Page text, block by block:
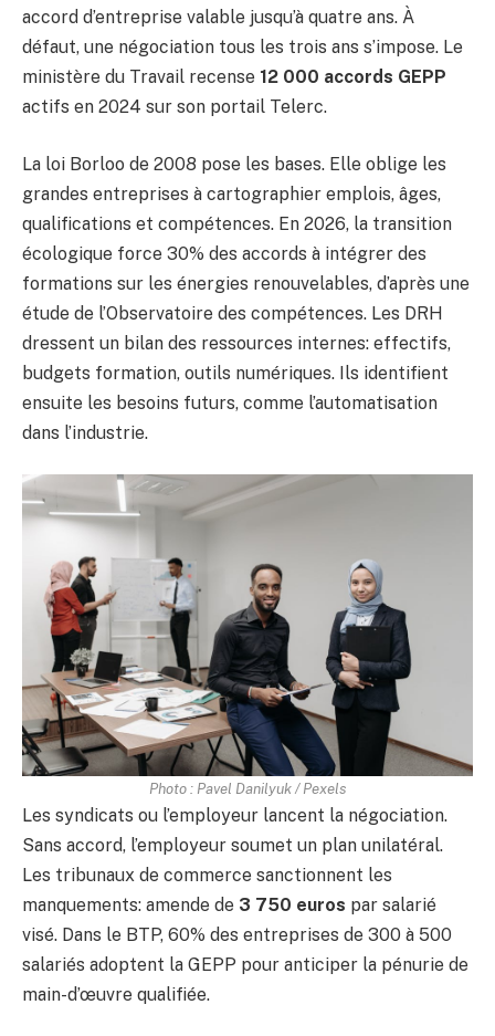
accord d’entreprise valable jusqu’à quatre ans. À
défaut, une négociation tous les trois ans s’impose. Le
ministère du Travail recense 12 000 accords GEPP
actifs en 2024 sur son portail Telerc.
La loi Borloo de 2008 pose les bases. Elle oblige les
grandes entreprises à cartographier emplois, âges,
qualifications et compétences. En 2026, la transition
écologique force 30% des accords à intégrer des
formations sur les énergies renouvelables, d’après une
étude de l’Observatoire des compétences. Les DRH
dressent un bilan des ressources internes: effectifs,
budgets formation, outils numériques. Ils identifient
ensuite les besoins futurs, comme l’automatisation
dans l’industrie.
Photo : Pavel Danilyuk / Pexels
Les syndicats ou l’employeur lancent la négociation.
Sans accord, l’employeur soumet un plan unilatéral.
Les tribunaux de commerce sanctionnent les
manquements: amende de 3 750 euros par salarié
visé. Dans le BTP, 60% des entreprises de 300 à 500
salariés adoptent la GEPP pour anticiper la pénurie de
main-d’œuvre qualifiée.